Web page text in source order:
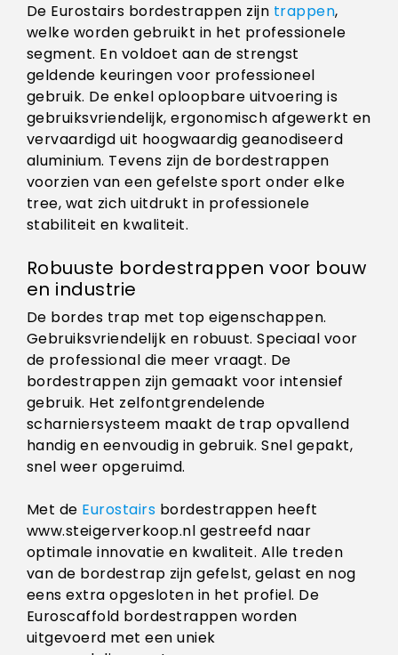
De Eurostairs bordestrappen zijn trappen,
welke worden gebruikt in het professionele
segment. En voldoet aan de strengst
geldende keuringen voor professioneel
gebruik. De enkel oploopbare uitvoering is
gebruiksvriendelijk, ergonomisch afgewerkt en
vervaardigd uit hoogwaardig geanodiseerd
aluminium. Tevens zijn de bordestrappen
voorzien van een gefelste sport onder elke
tree, wat zich uitdrukt in professionele
stabiliteit en kwaliteit.
Robuuste bordestrappen voor bouw
en industrie
De bordes trap met top eigenschappen.
Gebruiksvriendelijk en robuust. Speciaal voor
de professional die meer vraagt. De
bordestrappen zijn gemaakt voor intensief
gebruik. Het zelfontgrendelende
scharniersysteem maakt de trap opvallend
handig en eenvoudig in gebruik. Snel gepakt,
snel weer opgeruimd.
Met de Eurostairs bordestrappen heeft
www.steigerverkoop.nl gestreefd naar
optimale innovatie en kwaliteit. Alle treden
van de bordestrap zijn gefelst, gelast en nog
eens extra opgesloten in het profiel. De
Euroscaffold bordestrappen worden
uitgevoerd met een uniek